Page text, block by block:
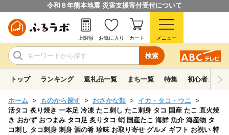
令和８年熊本地震 災害支援寄付受付について
検索
上限額 お気に入り カート メニュー
トップ ランキング 返礼品一覧 まち一覧 特集 初心者ガイド
ホーム ものから探す おさかな類
イカ・タコ・ウニ
活タコ 炙り焼き 一本足 冷凍 たこ刺し たこ刺身 タコ 国産 たこ 直火焼
き おかず おつまみ タコ足 炙りタコ 蛸 国産たこ 海鮮 魚介 海産物 タ
コ刺し タコ刺身 刺身 酒の肴 珍味 お取り寄せ グルメ ギフト お祝い 特